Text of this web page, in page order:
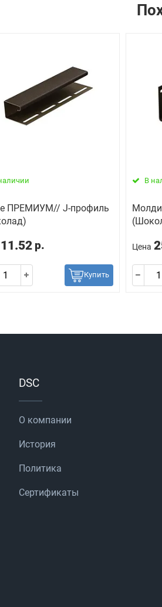
ПРЕМИУМ// J-профиль
11.52 р.
Купить
В
Цена
DSC
О компании
История
Политика
Сертификаты